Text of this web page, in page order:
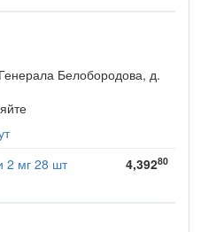
Белобородова, д.
2 мг 28 шт
4,39280